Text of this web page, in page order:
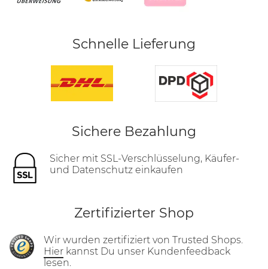
Schnelle Lieferung
Sichere Bezahlung
Sicher mit SSL-Verschlüsselung, Käufer-
und Datenschutz einkaufen
Zertifizierter Shop
Wir wurden zertifiziert von Trusted Shops.
Hier kannst Du unser Kundenfeedback
lesen.